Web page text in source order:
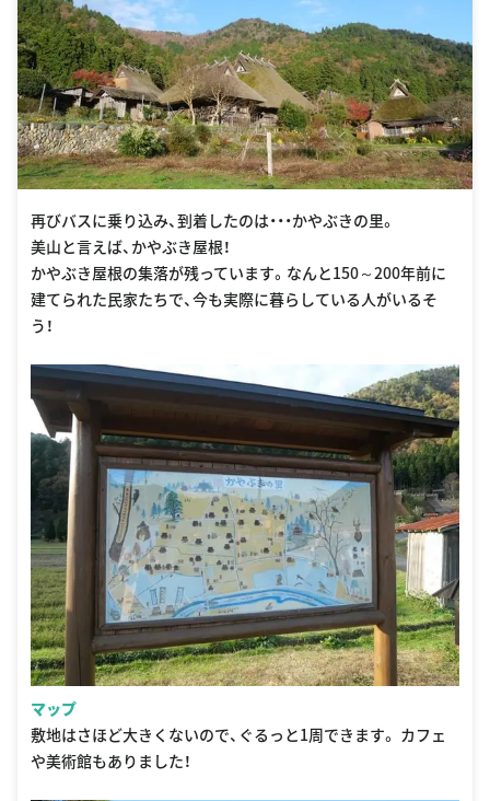
再びバスに乗り込み、到着したのは・・・かやぶきの里。
美山と言えば、かやぶき屋根！
かやぶき屋根の集落が残っています。なんと150～200年前に
建てられた民家たちで、今も実際に暮らしている人がいるそ
う！
マップ
敷地はさほど大きくないので、ぐるっと1周できます。 カフェ
や美術館もありました！